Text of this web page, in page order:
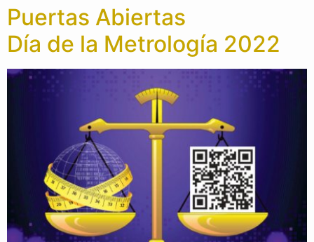
Puertas Abiertas
Día de la Metrología 2022